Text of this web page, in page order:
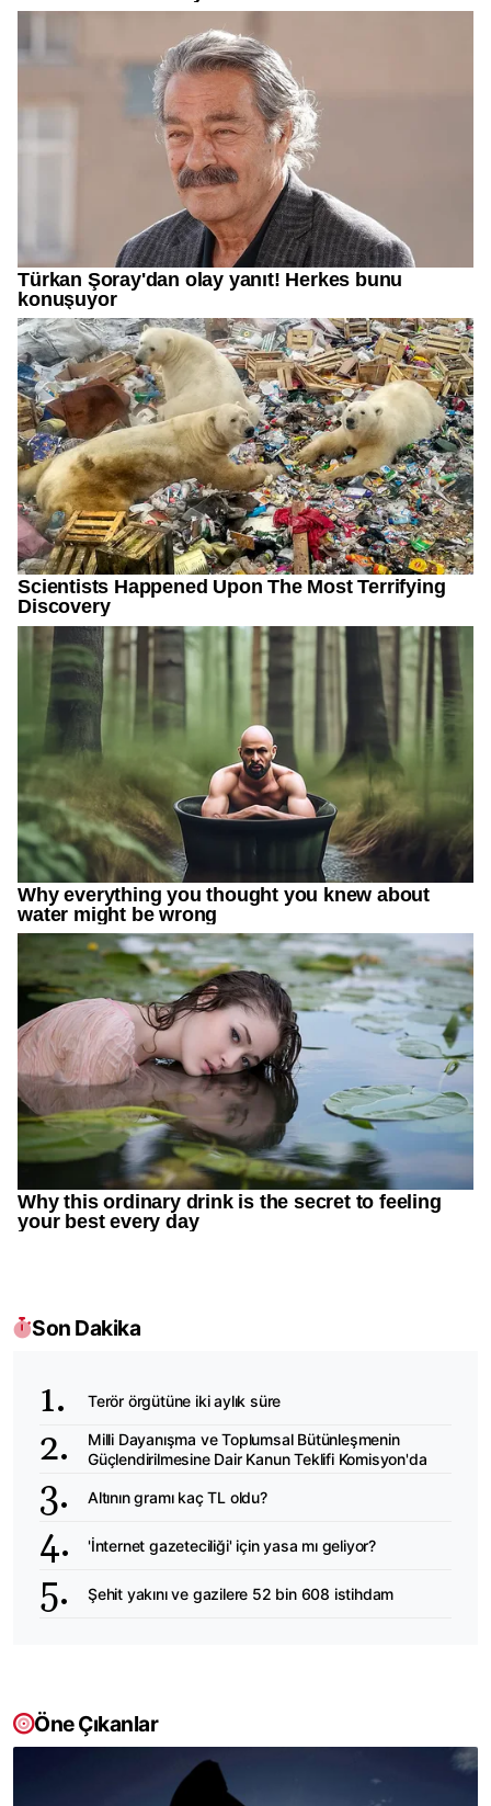
Son Dakika
Terör örgütüne iki aylık süre
Milli Dayanışma ve Toplumsal Bütünleşmenin
Güçlendirilmesine Dair Kanun Teklifi Komisyon'da
Altının gramı kaç TL oldu?
'İnternet gazeteciliği' için yasa mı geliyor?
Şehit yakını ve gazilere 52 bin 608 istihdam
Öne Çıkanlar